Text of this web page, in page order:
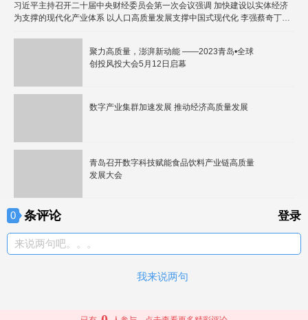
习近平主持召开二十届中央财经委员会第一次会议强调 加快建设以实体经济
为支撑的现代化产业体系 以人口高质量发展支撑中国式现代化 李强蔡奇丁薛
聚力高质量，澎湃新动能 ——2023青岛•全球
创投风投大会5月12日启幕
数字产业集群加速发展 推动经济高质量发展
青岛召开数字科技赋能食品饮料产业链高质量
发展大会
0 条评论 登录
来说两句吧。。。
我来说两句